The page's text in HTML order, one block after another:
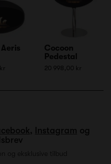
Cocoon
Pedestal
20 998,00 kr
, Instagram og
og eksklusive tilbud